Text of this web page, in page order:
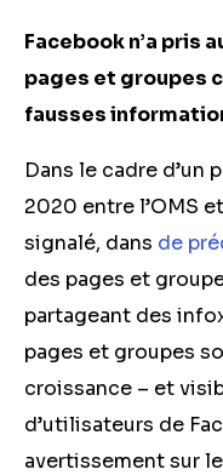
Facebook n’a pris
pages et groupes
fausses
Dans le cadre d’un
2020 entre l’OMS
signalé, dans de
des pages et
partageant des
pages et groupes
croissance – et
d’utilisateurs de
avertissement sur